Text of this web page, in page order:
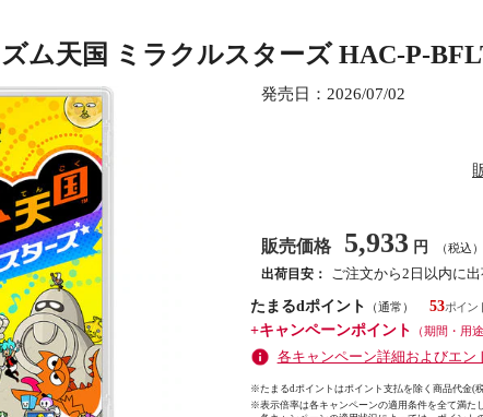
ム天国 ミラクルスターズ HAC-P-
発売日： 2026/07/02
販売価格 5,933 円 （税込）
出荷目安：
ご注文から2日以内に
たまるdポイント
（通常）
53
+キャンペーンポイント
（期間・用
各キャンペーン詳細およびエン
※たまるdポイントはポイント支払を除く商品代金(税
※表示倍率は各キャンペーンの適用条件を全て満た